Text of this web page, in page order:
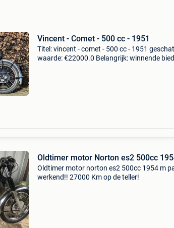
Vincent - Comet - 500 cc - 1951
Titel: vincent - comet - 500 cc - 1951
waarde: €22000.0 Belangrijk: winnende
Oldtimer motor Norton es2 500cc
Oldtimer motor norton es2 500cc 1954 m
werkend!! 27000 Km op de teller!